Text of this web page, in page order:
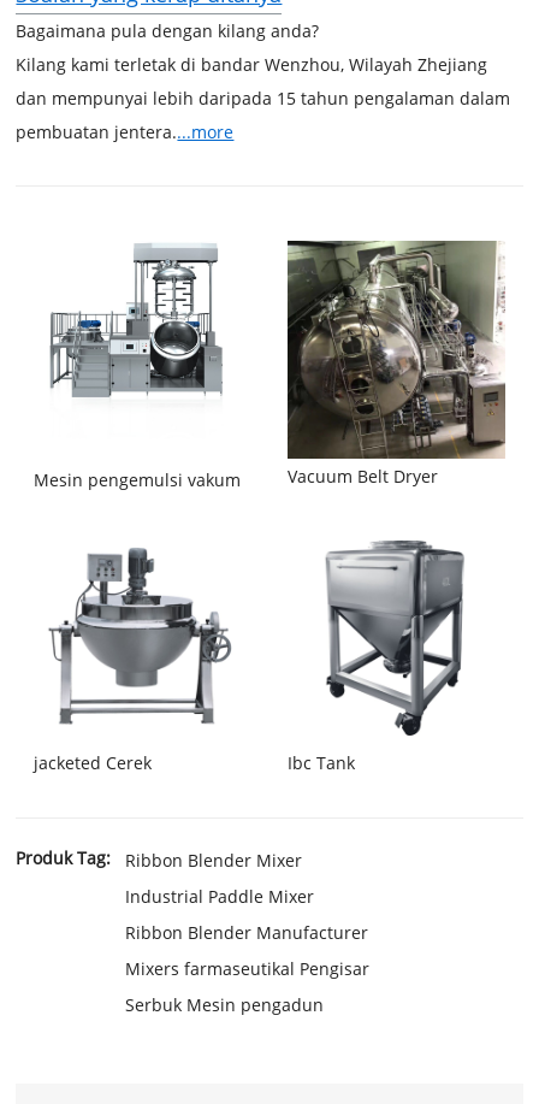
Bagaimana pula dengan kilang anda?
Kilang kami terletak di bandar Wenzhou, Wilayah Zhejiang
dan mempunyai lebih daripada 15 tahun pengalaman dalam
pembuatan jentera....more
Mesin pengemulsi vakum Vacuum Belt Dryer
jacketed Cerek Ibc Tank
Produk Tag:
Ribbon Blender Mixer
Industrial Paddle Mixer
Ribbon Blender Manufacturer
Mixers farmaseutikal Pengisar
Serbuk Mesin pengadun